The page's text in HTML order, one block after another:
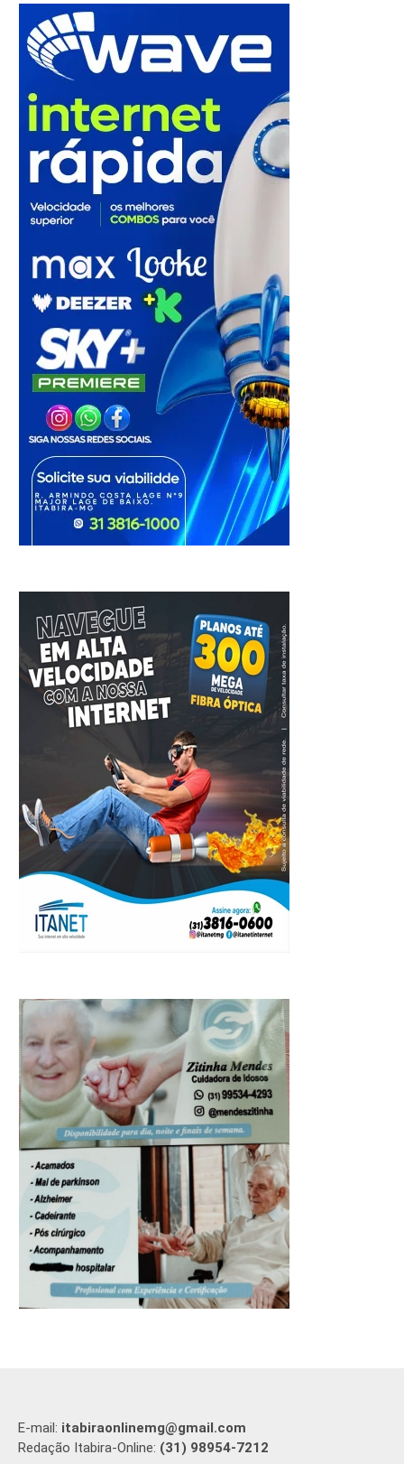
E-mail: itabiraonlinemg@gmail.com
Redação Itabira-Online: (31) 98954-7212